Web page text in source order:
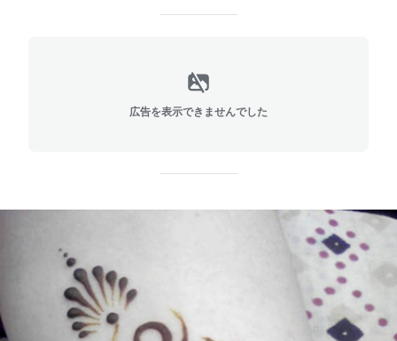
広告を表示できませんでした